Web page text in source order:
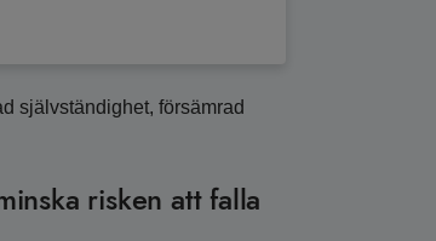
självständighet, försämrad
risken att falla